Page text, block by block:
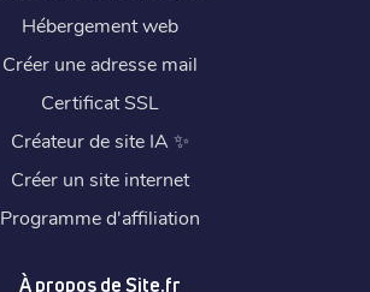
Hébergement web
Créer une adresse mail
Certificat SSL
Créateur de site IA ✨
Créer un site internet
Programme d'affiliation
À propos de Site.fr